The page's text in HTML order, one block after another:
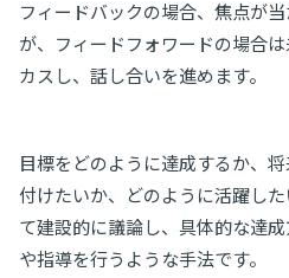
フィードバックの場合、焦点が
が、フィードフォワードの場合
カスし、話し合いを進めます。
目標をどのように達成するか、
付けたいか、どのように活躍し
て建設的に議論し、具体的な達
や指導を行うような手法です。